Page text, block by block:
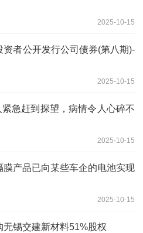
2025-10-15
者公开发行公司债券(第八期)-
2025-10-15
急赶到探望，病情令人心碎不
2025-10-15
产品已向某些车企的电池实现
2025-10-15
锡交建新材料51%股权